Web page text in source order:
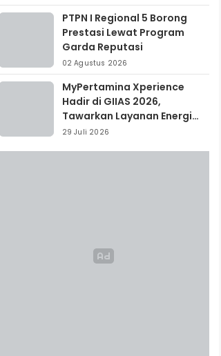
PTPN I Regional 5 Borong
Prestasi Lewat Program
Garda Reputasi
02 Agustus 2026
MyPertamina Xperience
Hadir di GIIAS 2026,
Tawarkan Layanan Energi
Terintegrasi
29 Juli 2026